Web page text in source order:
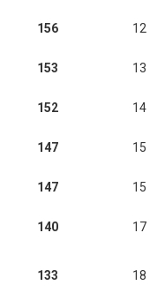
156 12
153 13
152 14
147 15
147 15
140 17
133 18